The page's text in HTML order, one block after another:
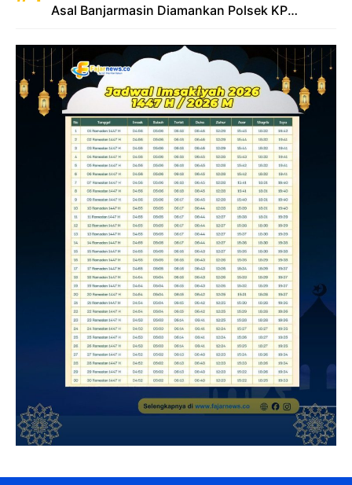
Asal Banjarmasin Diamankan Polsek KP